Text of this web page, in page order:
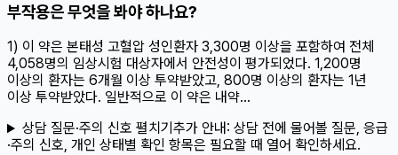
부작용은 무엇을 봐야 하나요?
1) 이 약은 본태성 고혈압 성인환자 3,300명 이상을 포함하여 전체
4,058명의 임상시험 대상자에서 안전성이 평가되었다. 1,200명
이상의 환자는 6개월 이상 투약받았고, 800명 이상의 환자는 1년
이상 투약받았다. 일반적으로 이 약은 내약...
상담 질문·주의 신호 펼치기 추가 안내: 상담 전에 물어볼 질문, 응급
·주의 신호, 개인 상태별 확인 항목은 필요할 때 열어 확인하세요.